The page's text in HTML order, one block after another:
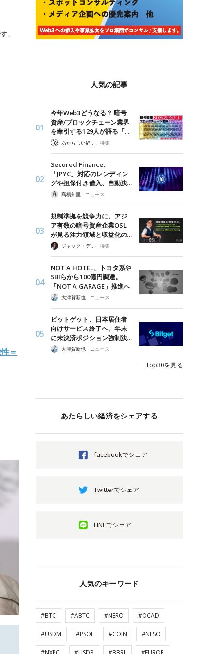
。
＝
人気の記事
今年Web3どうなる？ 暗号
資産/ブロックチェーン業界
を牽引する129人が語る「…
| 特集
Secured Finance、
「JPYC」対応のレンディン
グや担保付き借入、自動決…
髙橋知里 | ニュース
規制準拠を競争力に。アジ
ア有数の暗号資産企業OSL
が見る注力領域と収益化の…
ジャック・デロン（Jack Derong） | 特集
NOT A HOTEL、トヨタ系や
SBIらから100億円調達。
「NOT A GARAGE」推進へ
大津賀新也| ニュース
ビットゲット、日本居住者
向けサービス終了へ。年末
に未決済ポジション強制決…
大津賀新也| ニュース
Top30を見る
あたらしい経済をシェアする
facebookでシェア
Twitterでシェア
LINEでシェア
人気のキーワード
#BTC #ABTC #NERO #QCAD
#USDM #PSOL #COIN #NESO
#NXPC #USDB #BBRL #EUROP